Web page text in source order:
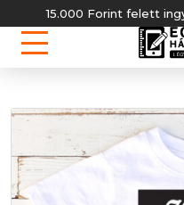
15.000 Forint felett ingyenes